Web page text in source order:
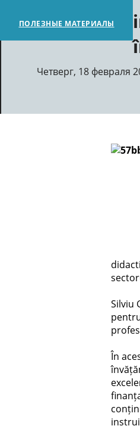
ПОЛЕЗНЫЕ МАТЕРИАЛЫ
Четверг, 18 февраля
Silviu
În